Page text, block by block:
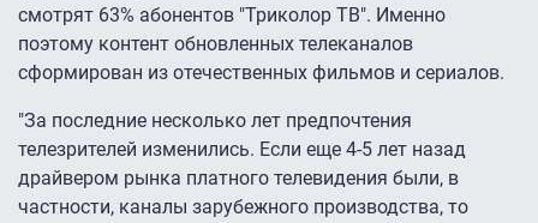
смотрят 63% абонентов "Триколор ТВ". Именно
поэтому контент обновленных телеканалов
сформирован из отечественных фильмов и сериалов.
"За последние несколько лет предпочтения
телезрителей изменились. Если еще 4-5 лет назад
драйвером рынка платного телевидения были, в
частности, каналы зарубежного производства, то